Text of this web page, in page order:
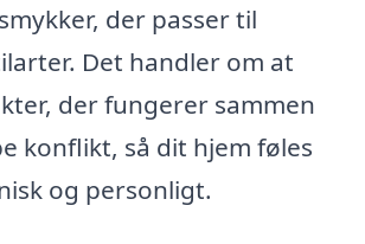
der passer til
Det handler om at
der fungerer sammen
konflikt, så dit hjem føles
og personligt.